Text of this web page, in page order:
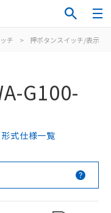
チ > 押ボタンスイッチ/表示灯
G100-
式仕様一覧